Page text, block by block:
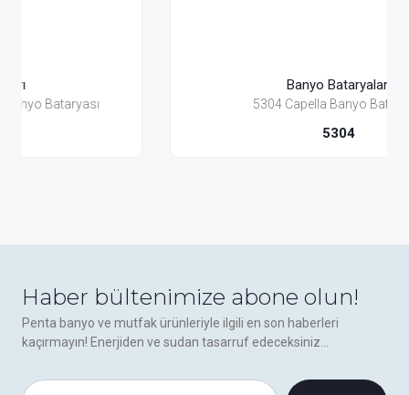
5304 Capella Banyo Bataryası
Haber bültenimize abone olun!
Penta banyo ve mutfak ürünleriyle ilgili en son haberleri
kaçırmayın! Enerjiden ve sudan tasarruf edeceksiniz...